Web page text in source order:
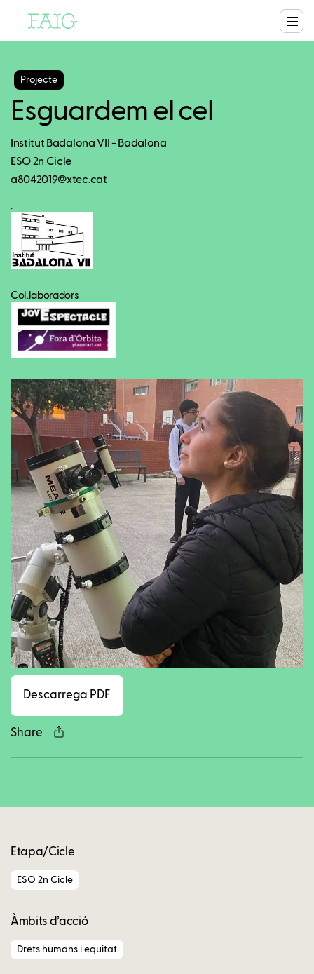
Projecte
Esguardem el cel
Institut Badalona VII - Badalona
ESO 2n Cicle
a8042019@xtec.cat
.
Col.laboradors
Descarrega PDF
Share
Facebook
Twitter
LinkedIn
WhatsApp
Reddit
Gmail
Etapa/Cicle
ESO 2n Cicle
Àmbits d’acció
Drets humans i equitat